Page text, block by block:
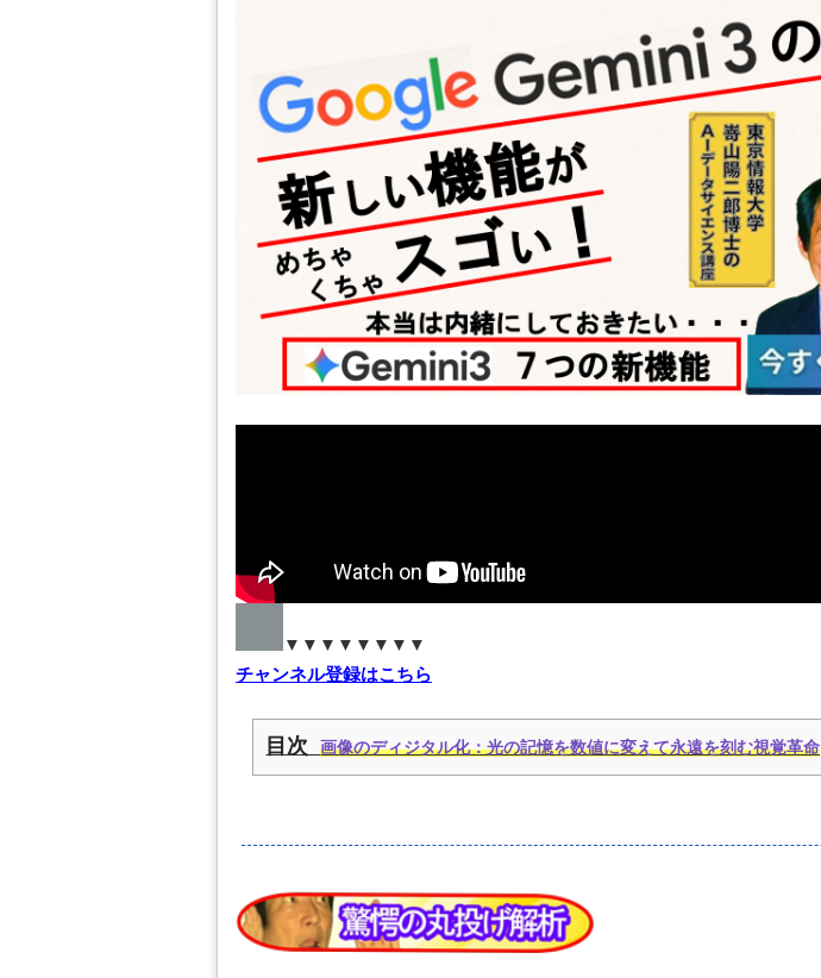
▼▼▼▼▼▼▼▼
チャンネル登録はこちら
目次画像のディジタル化：光の記憶を数値に変えて永遠を刻む視覚革命